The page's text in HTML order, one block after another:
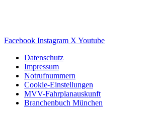
Facebook Instagram X Youtube
Datenschutz
Impressum
Notrufnummern
Cookie-Einstellungen
MVV-Fahrplanauskunft
Branchenbuch München